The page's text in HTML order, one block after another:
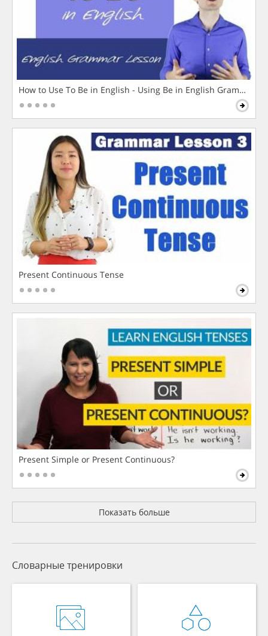
How to Use To Be in English - Using Be in English Grammar
Present Continuous Tense
Present Simple or Present Continuous?
Показать больше
Словарные тренировки